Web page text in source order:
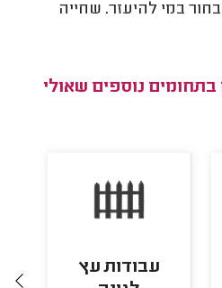
במי להיעזר. שחייה
נוספים שאולי
עבודות עץ